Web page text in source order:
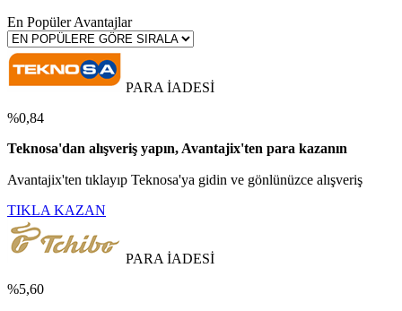
En Popüler Avantajlar
PARA İADESİ
%0,84
Teknosa'dan alışveriş yapın, Avantajix'ten para kazanın
Avantajix'ten tıklayıp Teknosa'ya gidin ve gönlünüzce alışveriş
TIKLA KAZAN
PARA İADESİ
%5,60